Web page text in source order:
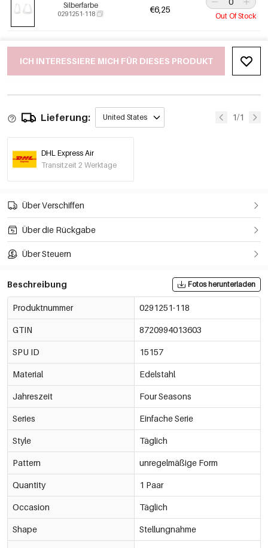
Silberfarbe
0291251-118 €6,25
Out Of Stock
ICH INTERESSIERE MICH FÜR DIESES PRODUKT
Lieferung: United States 1/1
DHL Express Air
Transitzeit 2 Werktage
Über Verschiffen
Über die Rückgabe
Über Steuern
Beschreibung Fotos herunterladen
Produktnummer 0291251-118
GTIN 8720994013603
SPU ID 15157
Material Edelstahl
Jahreszeit Four Seasons
Series Einfache Serie
Style Täglich
Pattern unregelmäßige Form
Quantity 1 Paar
Occasion Täglich
Shape Stellungnahme